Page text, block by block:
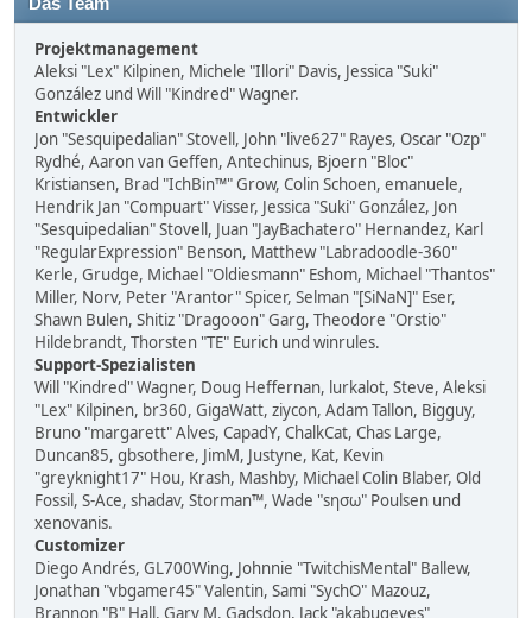
Projektmanagement
Aleksi "Lex" Kilpinen, Michele "Illori" Davis, Jessica "Suki"
González und Will "Kindred" Wagner.
Entwickler
Jon "Sesquipedalian" Stovell, John "live627" Rayes, Oscar "Ozp"
Rydhé, Aaron van Geffen, Antechinus, Bjoern "Bloc"
Kristiansen, Brad "IchBin™" Grow, Colin Schoen, emanuele,
Hendrik Jan "Compuart" Visser, Jessica "Suki" González, Jon
"Sesquipedalian" Stovell, Juan "JayBachatero" Hernandez, Karl
"RegularExpression" Benson, Matthew "Labradoodle-360"
Kerle, Grudge, Michael "Oldiesmann" Eshom, Michael "Thantos"
Miller, Norv, Peter "Arantor" Spicer, Selman "[SiNaN]" Eser,
Shawn Bulen, Shitiz "Dragooon" Garg, Theodore "Orstio"
Hildebrandt, Thorsten "TE" Eurich und winrules.
Support-Spezialisten
Will "Kindred" Wagner, Doug Heffernan, lurkalot, Steve, Aleksi
"Lex" Kilpinen, br360, GigaWatt, ziycon, Adam Tallon, Bigguy,
Bruno "margarett" Alves, CapadY, ChalkCat, Chas Large,
Duncan85, gbsothere, JimM, Justyne, Kat, Kevin
"greyknight17" Hou, Krash, Mashby, Michael Colin Blaber, Old
Fossil, S-Ace, shadav, Storman™, Wade "sησω" Poulsen und
xenovanis.
Customizer
Diego Andrés, GL700Wing, Johnnie "TwitchisMental" Ballew,
Jonathan "vbgamer45" Valentin, Sami "SychO" Mazouz,
Brannon "B" Hall, Gary M. Gadsdon, Jack "akabugeyes"